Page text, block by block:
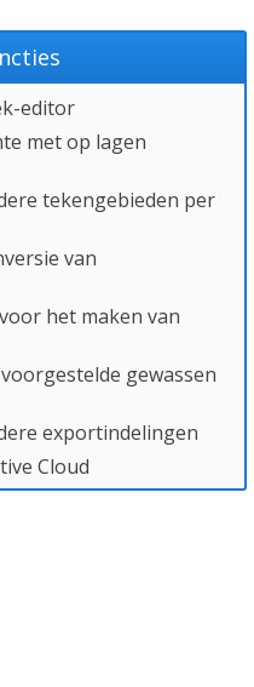
editor
met op lagen
tekengebieden per
van
het maken van
gewassen
exportindelingen
Cloud